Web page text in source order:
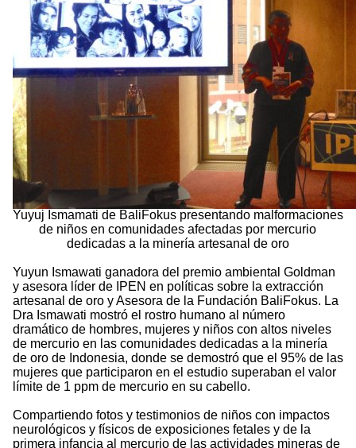
Yuyuj Ismamati de BaliFokus presentando malformaciones
de niños en comunidades afectadas por mercurio
dedicadas a la minería artesanal de oro
Yuyun Ismawati ganadora del premio ambiental Goldman
y asesora líder de IPEN en políticas sobre la extracción
artesanal de oro y Asesora de la Fundación BaliFokus. La
Dra Ismawati mostró el rostro humano al número
dramático de hombres, mujeres y niños con altos niveles
de mercurio en las comunidades dedicadas a la minería
de oro de Indonesia, donde se demostró que el 95% de las
mujeres que participaron en el estudio superaban el valor
límite de 1 ppm de mercurio en su cabello.
Compartiendo fotos y testimonios de niños con impactos
neurológicos y físicos de exposiciones fetales y de la
primera infancia al mercurio de las actividades mineras de